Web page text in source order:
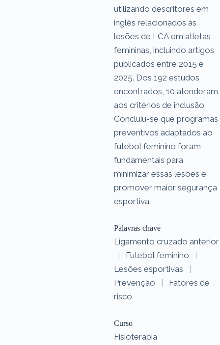
utilizando descritores em
inglês relacionados às
lesões de LCA em atletas
femininas, incluindo artigos
publicados entre 2015 e
2025. Dos 192 estudos
encontrados, 10 atenderam
aos critérios de inclusão.
Concluiu-se que programas
preventivos adaptados ao
futebol feminino foram
fundamentais para
minimizar essas lesões e
promover maior segurança
esportiva.
Palavras-chave
Ligamento cruzado anterior
|
Futebol feminino
|
Lesões esportivas
|
Prevenção
|
Fatores de
risco
Curso
Fisioterapia